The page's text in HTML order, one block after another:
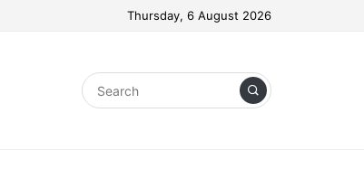
Thursday, 6 August 2026